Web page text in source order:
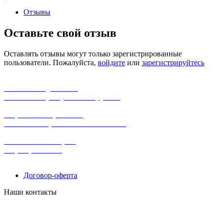
Отзывы
Оставьте свой отзыв
Оставлять отзывы могут только зарегистрированные
пользователи. Пожалуйста, войдите или зарегистрируйтесь
Договор-оферта
Наши контакты